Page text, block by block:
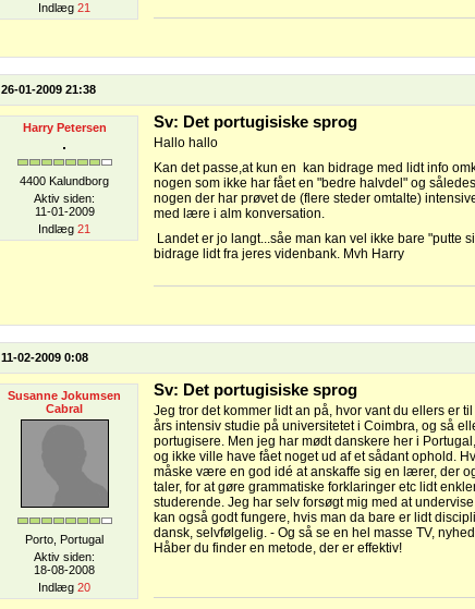
Indlæg 21
26-01-2009 21:38
Harry Petersen
4400 Kalundborg
Aktiv siden:
11-01-2009
Indlæg 21
Sv: Det portugisiske sprog
Hallo hallo
Kan det passe,at kun en kan bidrage med lidt info
nogen som ikke har fået en "bedre halvdel" og
nogen der har prøvet de (flere steder omtalte)
med lære i alm konversation.
Landet er jo langt...såe man kan vel ikke bare "putte
bidrage lidt fra jeres videnbank. Mvh Harry
11-02-2009 0:08
Susanne Jokumsen
Cabral
Porto, Portugal
Aktiv siden:
18-08-2008
Indlæg 20
Sv: Det portugisiske sprog
Jeg tror det kommer lidt an på, hvor vant du ellers er
års intensiv studie på universitetet i Coimbra, og så
portugisere. Men jeg har mødt danskere her i
og ikke ville have fået noget ud af et sådant ophold.
måske være en god idé at anskaffe sig en lærer, der
taler, for at gøre grammatiske forklaringer etc lidt
studerende. Jeg har selv forsøgt mig med at
kan også godt fungere, hvis man da bare er lidt
dansk, selvfølgelig. - Og så se en hel masse TV,
Håber du finder en metode, der er effektiv!